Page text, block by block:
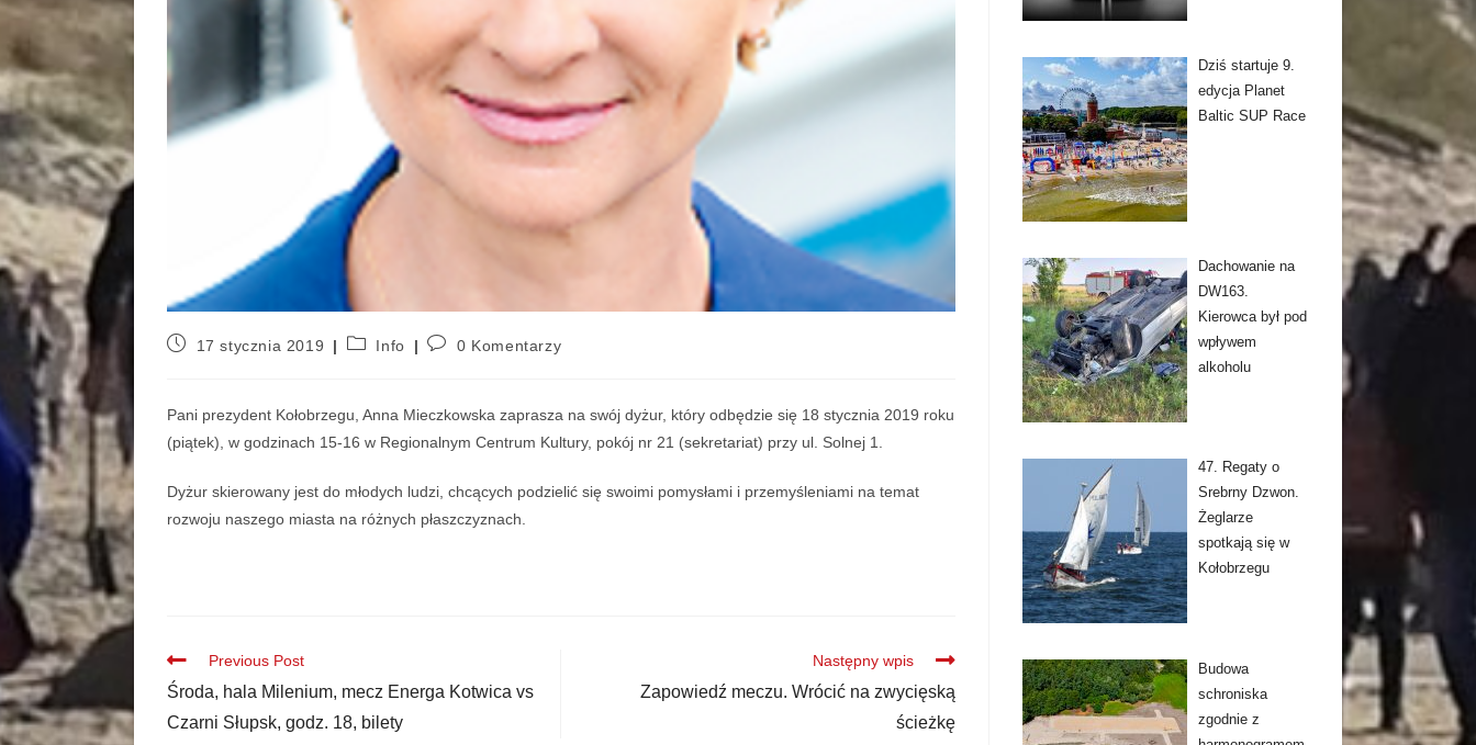
17 stycznia 2019 Info 0 Komentarzy
Pani prezydent Kołobrzegu, Anna Mieczkowska zaprasza na swój dyżur, który odbędzie się 18 stycznia 2019 roku
(piątek), w godzinach 15-16 w Regionalnym Centrum Kultury, pokój nr 21 (sekretariat) przy ul. Solnej 1.
Dyżur skierowany jest do młodych ludzi, chcących podzielić się swoimi pomysłami i przemyśleniami na temat
rozwoju naszego miasta na różnych płaszczyznach.
Previous Post
Środa, hala Milenium, mecz Energa Kotwica vs
Czarni Słupsk, godz. 18, bilety
Następny wpis
Zapowiedź meczu. Wrócić na zwycięską
ścieżkę
Dziś startuje 9.
edycja Planet
Baltic SUP Race
Dachowanie na
DW163.
Kierowca był pod
wpływem
alkoholu
47. Regaty o
Srebrny Dzwon.
Żeglarze
spotkają się w
Kołobrzegu
Budowa
schroniska
zgodnie z